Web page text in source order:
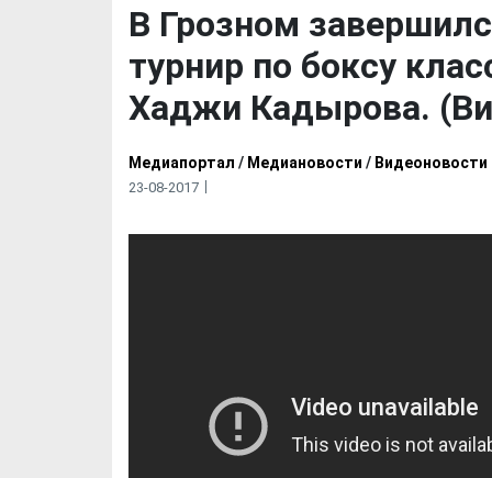
В Грозном
турнир по боксу
Хаджи Кадырова.
Медиапортал / Медиановости / Видеоновости
23-08-2017